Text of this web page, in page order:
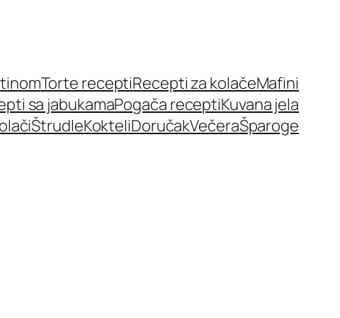
Torte receptiRecepti za kolačeMafini
sa jabukamaPogača receptiKuvana jela
ŠtrudleKokteliDoručakVečeraŠparoge